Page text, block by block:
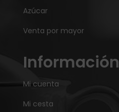
Azúcar
Venta por mayor
Información
Mi cuenta
Mi cesta